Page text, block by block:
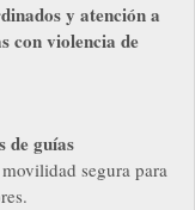
y atención a
con violencia de
de guías
segura para